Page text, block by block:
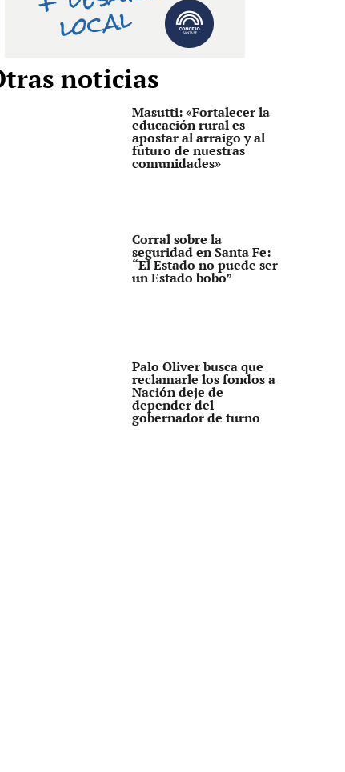
noticias
Masutti: «Fortalecer la
educación rural es
apostar al arraigo y al
futuro de nuestras
comunidades»
Corral sobre la
seguridad en Santa Fe:
“El Estado no puede ser
un Estado bobo”
Palo Oliver busca que
reclamarle los fondos a
Nación deje de
depender del
gobernador de turno